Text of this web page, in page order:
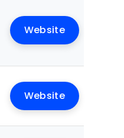
Website
Website